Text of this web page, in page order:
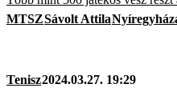
MTSZSávolt Attila
Tenisz2024.03.27. 19:29